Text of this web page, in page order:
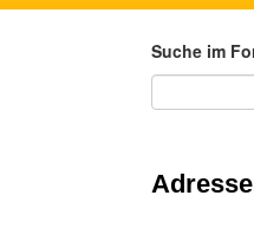
Suche im
Suche im